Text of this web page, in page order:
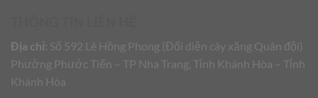
Địa chỉ: Số 592 Lê Hồng Phong (Đối diện cây xăng Quân đội)
Phường Phước Tiến – TP Nha Trang, Tỉnh Khánh Hòa – Tỉnh
Khánh Hòa